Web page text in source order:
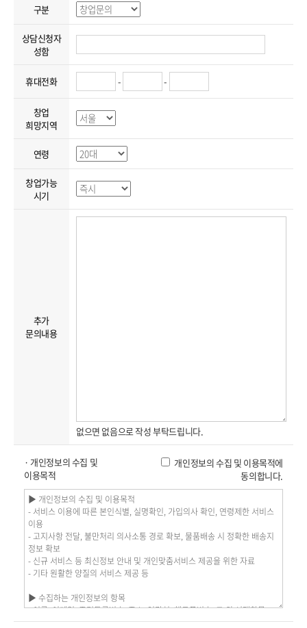
구분
상담신청자
성함
휴대전화 - -
창업
희망지역
연령
창업가능
시기
추가
문의내용
없으면 없음으로 작성 부탁드립니다.
· 개인정보의 수집 및
이용목적
개인정보의 수집 및 이용목적에
동의합니다.